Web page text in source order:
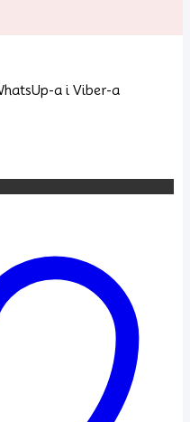
a i Viber-a